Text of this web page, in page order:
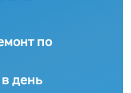
по
день